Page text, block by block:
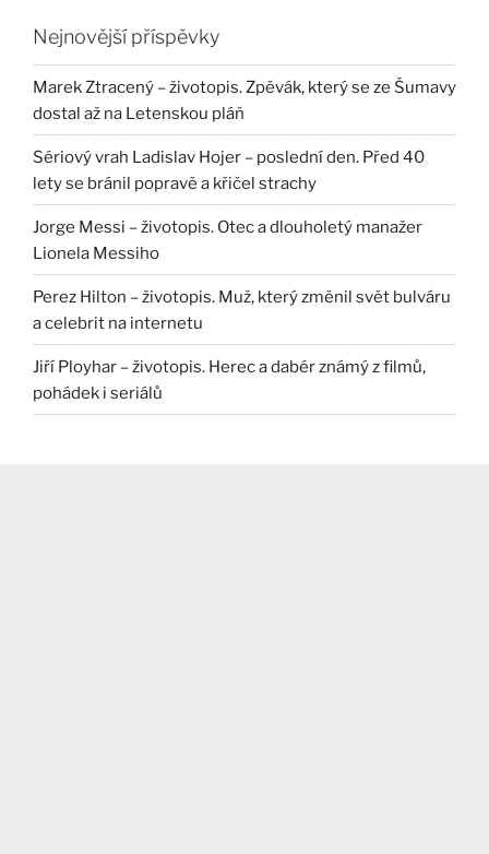
Nejnovější příspěvky
Marek Ztracený – životopis. Zpěvák, který se ze Šumavy
dostal až na Letenskou pláň
Sériový vrah Ladislav Hojer – poslední den. Před 40
lety se bránil popravě a křičel strachy
Jorge Messi – životopis. Otec a dlouholetý manažer
Lionela Messiho
Perez Hilton – životopis. Muž, který změnil svět bulváru
a celebrit na internetu
Jiří Ployhar – životopis. Herec a dabér známý z filmů,
pohádek i seriálů